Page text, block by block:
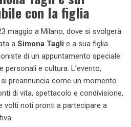
con la figlia
maggio a Milano, dove si svolgerà
a Simona Tagli e a sua figlia
di un appuntamento speciale
e cultura. L’evento,
si preannuncia come un momento
di vita, spettacolo e condivisione,
volti noti pronti a partecipare a